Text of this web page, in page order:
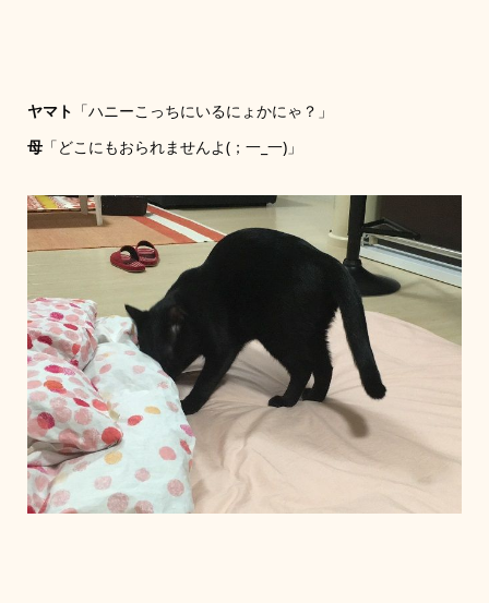
ヤマト 「ハニーこっちにいるにょかにゃ？」
母「どこにもおられませんよ(；一_一)」